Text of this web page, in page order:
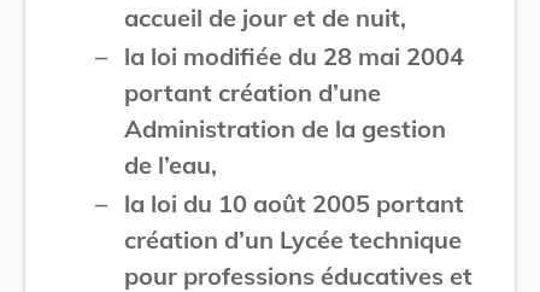
accueil de jour et de nuit,
– la loi modifiée du 28 mai 2004
portant création d’une
Administration de la gestion
de l’eau,
– la loi du 10 août 2005 portant
création d’un Lycée technique
pour professions éducatives et